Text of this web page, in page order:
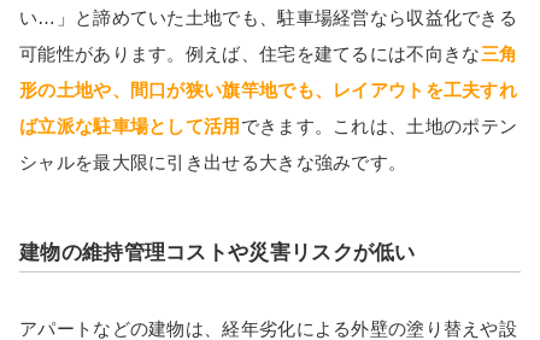
い…」と諦めていた土地でも、駐車場経営なら収益化できる
可能性があります。例えば、住宅を建てるには不向きな三角
形の土地や、間口が狭い旗竿地でも、レイアウトを工夫すれ
ば立派な駐車場として活用 できます。これは、土地のポテン
シャルを最大限に引き出せる大きな強みです。
建物の維持管理コストや災害リスクが低い
アパートなどの建物は、経年劣化による外壁の塗り替えや設